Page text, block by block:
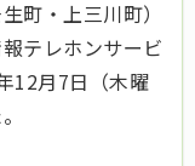
町・上三川町）
テレホンサービ
12月7日（木曜